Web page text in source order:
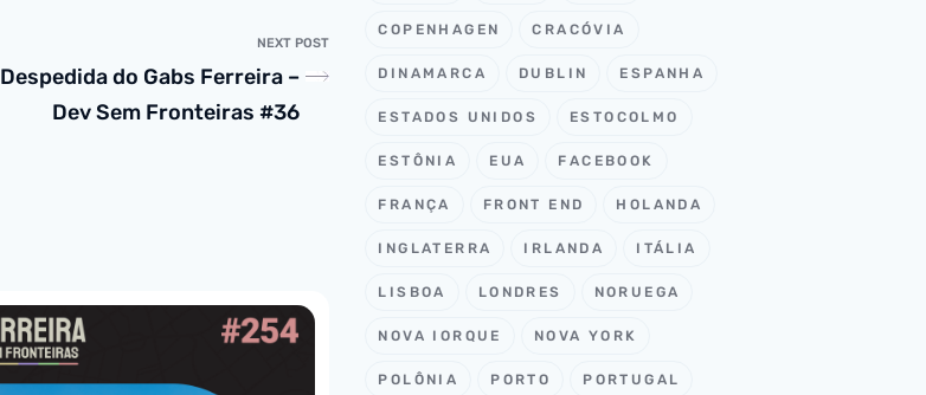
NEXT POST
Despedida do Gabs Ferreira –
Dev Sem Fronteiras #36
COPENHAGEN CRACÓVIA
DINAMARCA DUBLIN ESPANHA
ESTADOS UNIDOS ESTOCOLMO
ESTÔNIA EUA FACEBOOK
FRANÇA FRONT END HOLANDA
INGLATERRA IRLANDA ITÁLIA
LISBOA LONDRES NORUEGA
NOVA IORQUE NOVA YORK
POLÔNIA PORTO PORTUGAL